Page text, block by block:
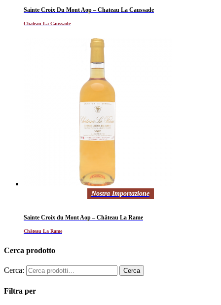
Sainte Croix Du Mont Aop – Chateau La Caussade
Chateau La Caussade
Nostra Importazione
Sainte Croix du Mont Aop – Château La Rame
Château La Rame
Cerca prodotto
Cerca:
Filtra per